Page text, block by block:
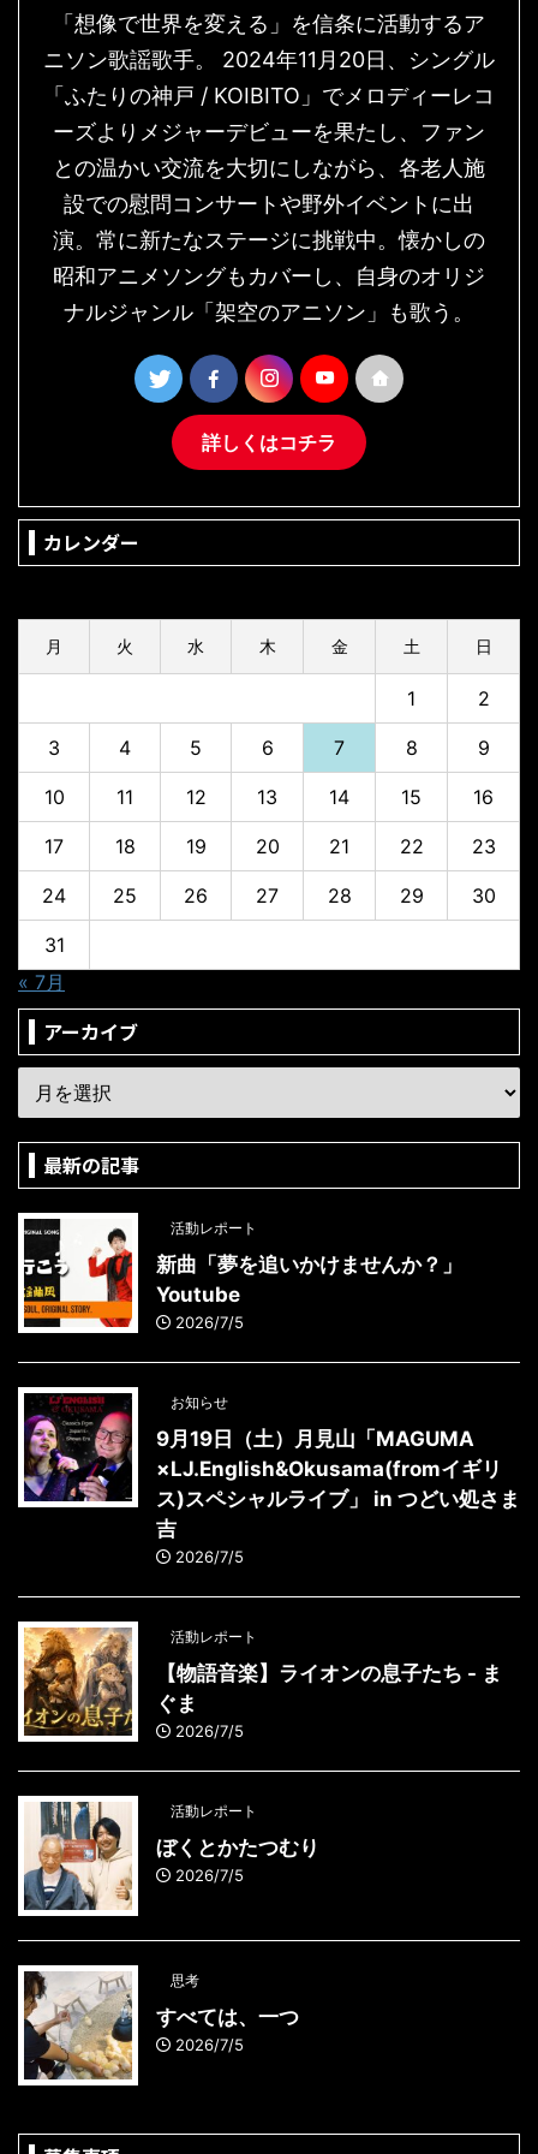
「想像で世界を変える」を信条に活動するア
ニソン歌謡歌手。 2024年11月20日、シングル
「ふたりの神戸 / KOIBITO」でメロディーレコ
ーズよりメジャーデビューを果たし、ファン
との温かい交流を大切にしながら、各老人施
設での慰問コンサートや野外イベントに出
演。常に新たなステージに挑戦中。懐かしの
昭和アニメソングもカバーし、自身のオリジ
ナルジャンル「架空のアニソン」も歌う。
詳しくはコチラ
カレンダー
月 火 水 木 金 土 日
1 2
3 4 5 6 7 8 9
10 11 12 13 14 15 16
17 18 19 20 21 22 23
24 25 26 27 28 29 30
31
« 7月
アーカイブ
最新の記事
活動レポート
新曲「夢を追いかけませんか？」
Youtube
2026/7/5
お知らせ
9月19日（土）月見山「MAGUMA
×LJ.English&Okusama(fromイギリ
ス)スペシャルライブ」 in つどい処さま
吉
2026/7/5
活動レポート
【物語音楽】ライオンの息子たち - ま
ぐま
2026/7/5
活動レポート
ぼくとかたつむり
2026/7/5
思考
すべては、一つ
2026/7/5